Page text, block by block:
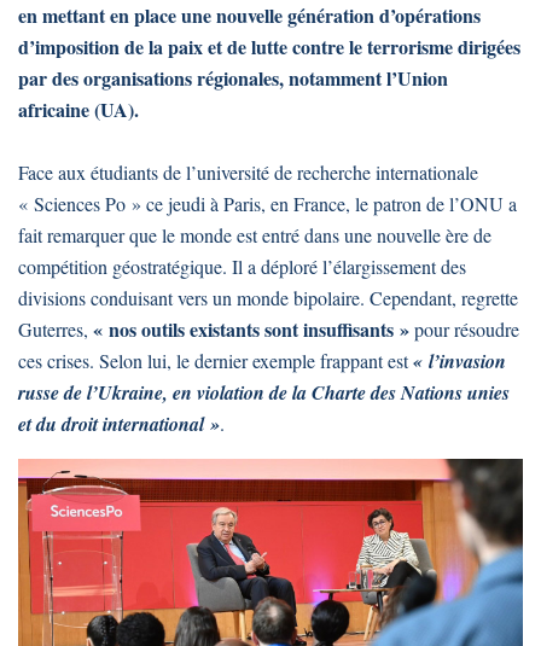
en mettant en place une nouvelle génération d’opérations
d’imposition de la paix et de lutte contre le terrorisme dirigées
par des organisations régionales, notamment l’Union
africaine (UA).
Face aux étudiants de l’université de recherche internationale
« Sciences Po » ce jeudi à Paris, en France, le patron de l’ONU a
fait remarquer que le monde est entré dans une nouvelle ère de
compétition géostratégique. Il a déploré l’élargissement des
divisions conduisant vers un monde bipolaire. Cependant, regrette
Guterres, « nos outils existants sont insuffisants »pour résoudre
ces crises. Selon lui, le dernier exemple frappant est« l’invasion
russe de l’Ukraine, en violation de la Charte des Nations unies
et du droit international ».